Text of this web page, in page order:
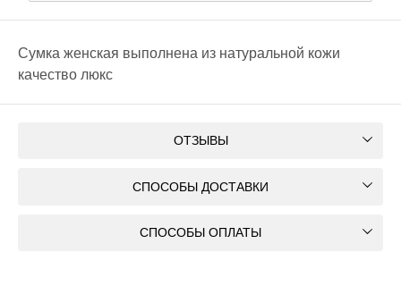
Сумка женская выполнена из натуральной кожи
качество люкс
ОТЗЫВЫ
СПОСОБЫ ДОСТАВКИ
СПОСОБЫ ОПЛАТЫ